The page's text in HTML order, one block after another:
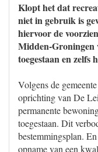
Klopt het dat
niet in gebruik is
hiervoor de
Midden-Groningen
toegestaan en zelfs
Volgens de
oprichting van De
permanente
toegestaan. Dit
bestemmingsplan.
opname van een